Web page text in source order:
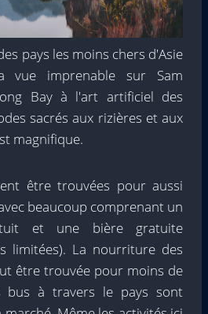
pays les moins chers d'Asie
vue imprenable sur Sam
Bay à l'art artificiel des
sacrés aux rizières et aux
magnifique.
être trouvées pour aussi
beaucoup comprenant un
et une bière gratuite
limitées). La nourriture des
être trouvée pour moins de
à travers le pays sont